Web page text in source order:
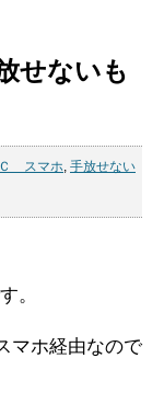
せないも
スマホ, 手放せない
。
マホ経由なので